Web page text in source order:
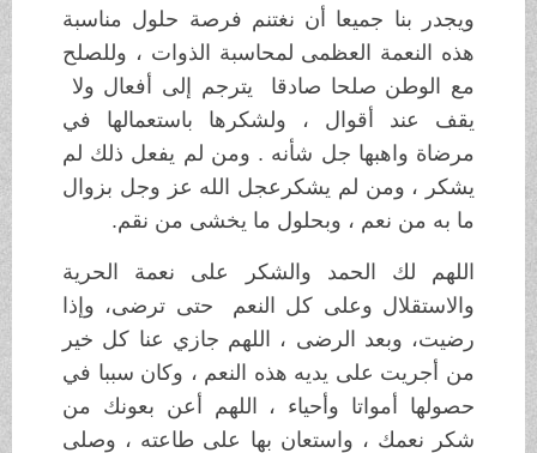
ويجدر بنا جميعا أن نغتنم فرصة حلول مناسبة
هذه النعمة العظمى لمحاسبة الذوات ، وللصلح
مع الوطن صلحا صادقا يترجم إلى أفعال ولا
يقف عند أقوال ، ولشكرها باستعمالها في
مرضاة واهبها جل شأنه . ومن لم يفعل ذلك لم
يشكر ، ومن لم يشكرعجل الله عز وجل بزوال
ما به من نعم ، وبحلول ما يخشى من نقم.
اللهم لك الحمد والشكر على نعمة الحرية
والاستقلال وعلى كل النعم حتى ترضى، وإذا
رضيت، وبعد الرضى ، اللهم جازي عنا كل خير
من أجريت على يديه هذه النعم ، وكان سببا في
حصولها أمواتا وأحياء ، اللهم أعن بعونك من
شكر نعمك ، واستعان بها على طاعته ، وصلى